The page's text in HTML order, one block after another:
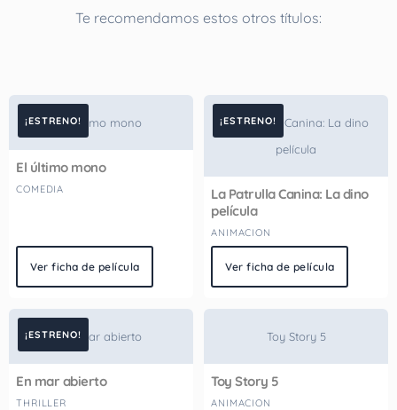
Te recomendamos estos otros títulos:
¡ESTRENO!El último mono
El último mono
COMEDIA
Ver ficha de película
¡ESTRENO!
La Patrulla Canina: La dino
película
La Patrulla Canina: La dino
película
ANIMACION
Ver ficha de película
¡ESTRENO!En mar abierto
En mar abierto
THRILLER
Toy Story 5
Toy Story 5
ANIMACION